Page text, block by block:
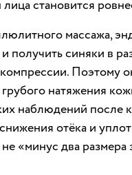
становится
массажа,
синяки в
Поэтому
натяжения
наблюдений после
отёка и
два